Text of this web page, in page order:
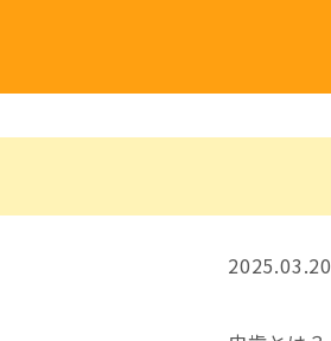
2025.03.20